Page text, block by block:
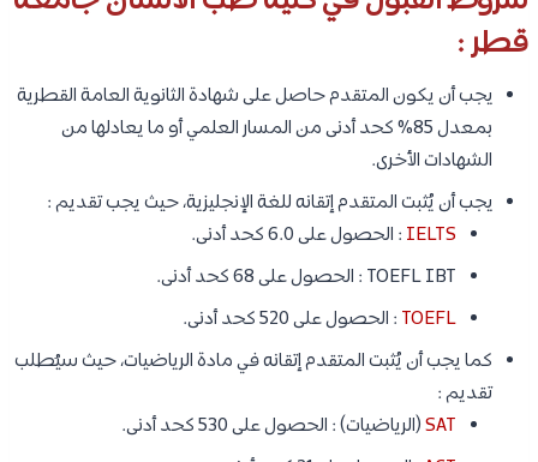
قطر :
يجب أن يكون المتقدم حاصل على شهادة الثانوية العامة القطرية
بمعدل 85% كحد أدنى من المسار العلمي أو ما يعادلها من
الشهادات الأخرى.
يجب أن يُثبت المتقدم إتقانه للغة الإنجليزية، حيث يجب تقديم :
IELTS : الحصول على 6.0 كحد أدنى.
TOEFL IBT : الحصول على 68 كحد أدنى.
TOEFL : الحصول على 520 كحد أدنى.
كما يجب أن يُثبت المتقدم إتقانه في مادة الرياضيات، حيث سيُطلب
تقديم :
SAT(الرياضيات) : الحصول على 530 كحد أدنى.